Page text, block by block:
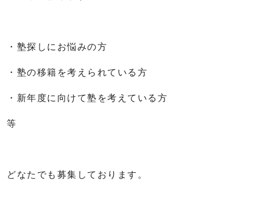
・塾探しにお悩みの方
・塾の移籍を考えられている方
・新年度に向けて塾を考えている方
等
どなたでも募集しております。